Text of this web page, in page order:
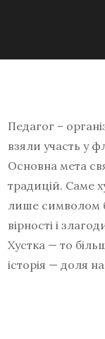
Педагог –
взяли участь у
Основна мета
традицій. Саме
лише символом
вірності і
Хустка — то
історія — доля